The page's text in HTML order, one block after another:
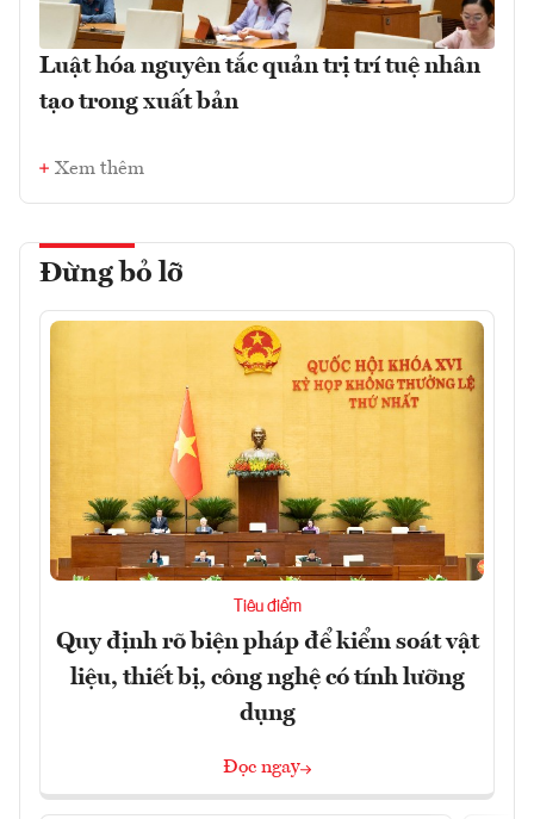
Luật hóa nguyên tắc quản trị trí tuệ nhân
tạo trong xuất bản
Xem thêm
Đừng bỏ lỡ
Tiêu điểm
Quy định rõ biện pháp để kiểm soát vật
liệu, thiết bị, công nghệ có tính lưỡng
dụng
Đọc ngay